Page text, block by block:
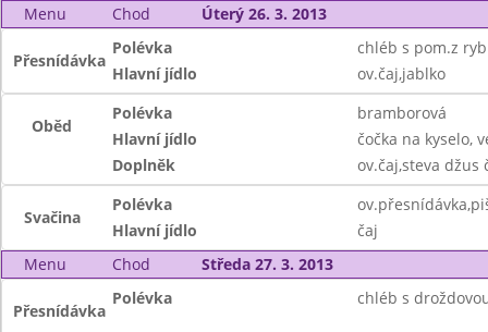
Menu Chod Úterý 26. 3. 2013
Přesnídávka
Polévka
chléb s pom.z
Hlavní jídlo
ov.čaj,jablko
Oběd
Polévka
bramborová
Hlavní jídlo
čočka na kyselo,
Doplněk
ov.čaj,steva džus
Svačina
Polévka
Hlavní jídlo
čaj
Menu
Chod Středa 27. 3. 2013
Přesnídávka
Polévka chléb s